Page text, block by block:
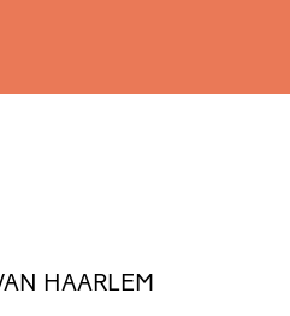
HAARLEM